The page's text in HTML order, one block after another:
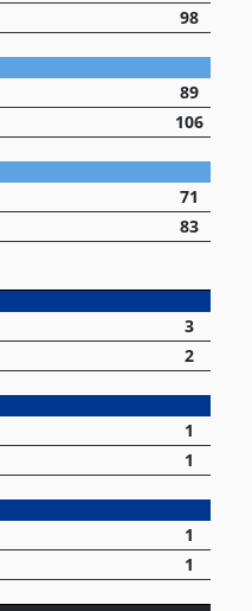
98
89
106
71
83
3
2
1
1
1
1